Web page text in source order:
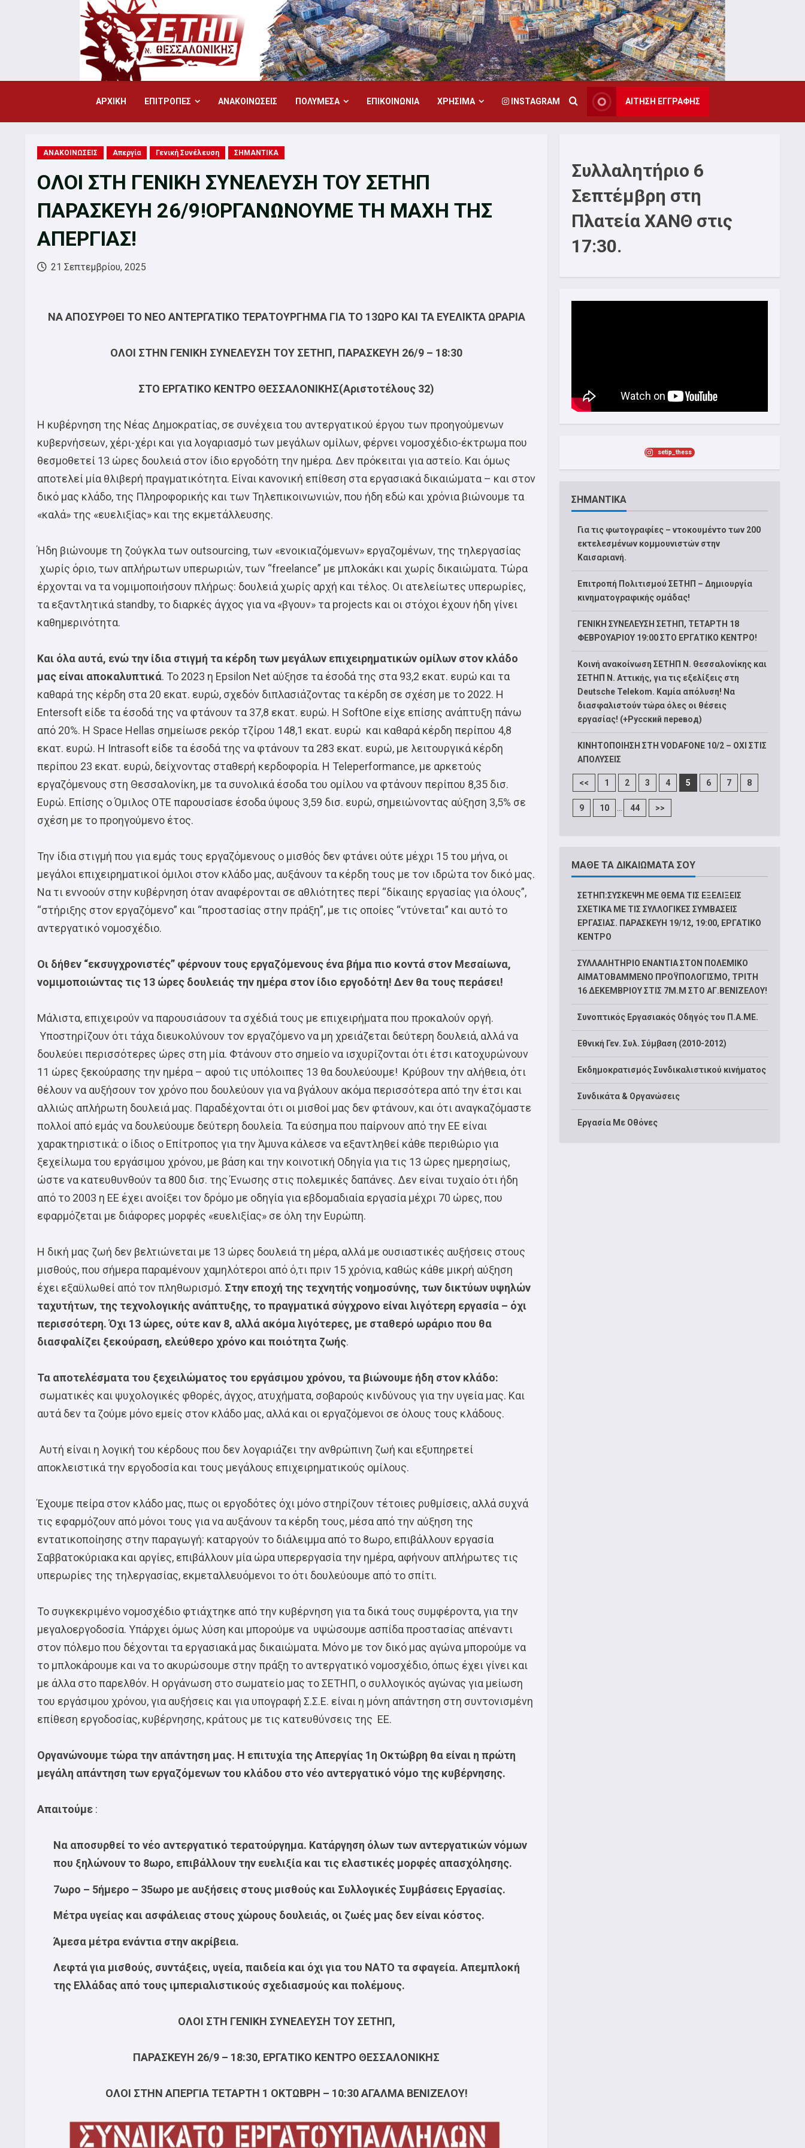
ΑΡΧΙΚΗ ΕΠΙΤΡΟΠΕΣ ΑΝΑΚΟΙΝΩΣΕΙΣ ΠΟΛΥΜΕΣΑ ΕΠΙΚΟΙΝΩΝΙΑ ΧΡΗΣΙΜΑ INSTAGRAM ΑΙΤΗΣΗ ΕΓΓΡΑΦΗΣ
ΑΝΑΚΟΙΝΩΣΕΙΣ Απεργία Γενική Συνέλευση ΣΗΜΑΝΤΙΚΑ
ΟΛΟΙ ΣΤΗ ΓΕΝΙΚΗ ΣΥΝΕΛΕΥΣΗ ΤΟΥ ΣΕΤΗΠ
ΠΑΡΑΣΚΕΥΗ 26/9!ΟΡΓΑΝΩΝΟΥΜΕ ΤΗ ΜΑΧΗ ΤΗΣ
ΑΠΕΡΓΙΑΣ!
21 Σεπτεμβρίου, 2025
ΝΑ ΑΠΟΣΥΡΘΕΙ ΤΟ ΝΕΟ ΑΝΤΕΡΓΑΤΙΚΟ ΤΕΡΑΤΟΥΡΓΗΜΑ ΓΙΑ ΤΟ 13ΩΡΟ ΚΑΙ ΤΑ ΕΥΕΛΙΚΤΑ ΩΡΑΡΙΑ
ΟΛΟΙ ΣΤΗΝ ΓΕΝΙΚΗ ΣΥΝΕΛΕΥΣΗ ΤΟΥ ΣΕΤΗΠ, ΠΑΡΑΣΚΕΥΗ 26/9 – 18:30
ΣΤΟ ΕΡΓΑΤΙΚΟ ΚΕΝΤΡΟ ΘΕΣΣΑΛΟΝΙΚΗΣ(Αριστοτέλους 32)
Η κυβέρνηση της Νέας Δημοκρατίας, σε συνέχεια του αντεργατικού έργου των προηγούμενων
κυβερνήσεων, χέρι-χέρι και για λογαριασμό των μεγάλων ομίλων, φέρνει νομοσχέδιο-έκτρωμα που
θεσμοθετεί 13 ώρες δουλειά στον ίδιο εργοδότη την ημέρα. Δεν πρόκειται για αστείο. Και όμως
αποτελεί μία θλιβερή πραγματικότητα. Είναι κανονική επίθεση στα εργασιακά δικαιώματα – και στον
δικό μας κλάδο, της Πληροφορικής και των Τηλεπικοινωνιών, που ήδη εδώ και χρόνια βιώνουμε τα
«καλά» της «ευελιξίας» και της εκμετάλλευσης.
Ήδη βιώνουμε τη ζούγκλα των outsourcing, των «ενοικιαζόμενων» εργαζομένων, της τηλεργασίας
χωρίς όριο, των απλήρωτων υπερωριών, των “freelance” με μπλοκάκι και χωρίς δικαιώματα. Τώρα
έρχονται να τα νομιμοποιήσουν πλήρως: δουλειά χωρίς αρχή και τέλος. Οι ατελείωτες υπερωρίες,
τα εξαντλητικά standby, το διαρκές άγχος για να «βγουν» τα projects και οι στόχοι έχουν ήδη γίνει
καθημερινότητα.
Και όλα αυτά, ενώ την ίδια στιγμή τα κέρδη των μεγάλων επιχειρηματικών ομίλων στον κλάδο
μας είναι αποκαλυπτικά. Το 2023 η Epsilon Net αύξησε τα έσοδά της στα 93,2 εκατ. ευρώ και τα
καθαρά της κέρδη στα 20 εκατ. ευρώ, σχεδόν διπλασιάζοντας τα κέρδη σε σχέση με το 2022. Η
Entersoft είδε τα έσοδά της να φτάνουν τα 37,8 εκατ. ευρώ. Η SoftOne είχε επίσης ανάπτυξη πάνω
από 20%. Η Space Hellas σημείωσε ρεκόρ τζίρου 148,1 εκατ. ευρώ και καθαρά κέρδη περίπου 4,8
εκατ. ευρώ. Η Intrasoft είδε τα έσοδά της να φτάνουν τα 283 εκατ. ευρώ, με λειτουργικά κέρδη
περίπου 23 εκατ. ευρώ, δείχνοντας σταθερή κερδοφορία. Η Teleperformance, με αρκετούς
εργαζόμενους στη Θεσσαλονίκη, με τα συνολικά έσοδα του ομίλου να φτάνουν περίπου 8,35 δισ.
Ευρώ. Επίσης ο Όμιλος ΟΤΕ παρουσίασε έσοδα ύψους 3,59 δισ. ευρώ, σημειώνοντας αύξηση 3,5% σε
σχέση με το προηγούμενο έτος.
Την ίδια στιγμή που για εμάς τους εργαζόμενους ο μισθός δεν φτάνει ούτε μέχρι 15 του μήνα, οι
μεγάλοι επιχειρηματικοί όμιλοι στον κλάδο μας, αυξάνουν τα κέρδη τους με τον ιδρώτα τον δικό μας.
Να τι εννοούν στην κυβέρνηση όταν αναφέρονται σε αθλιότητες περί “δίκαιης εργασίας για όλους”,
“στήριξης στον εργαζόμενο” και “προστασίας στην πράξη”, με τις οποίες “ντύνεται” και αυτό το
αντεργατικό νομοσχέδιο.
Οι δήθεν “εκσυγχρονιστές” φέρνουν τους εργαζόμενους ένα βήμα πιο κοντά στον Μεσαίωνα,
νομιμοποιώντας τις 13 ώρες δουλειάς την ημέρα στον ίδιο εργοδότη! Δεν θα τους περάσει!
Μάλιστα, επιχειρούν να παρουσιάσουν τα σχέδιά τους με επιχειρήματα που προκαλούν οργή.
Υποστηρίζουν ότι τάχα διευκολύνουν τον εργαζόμενο να μη χρειάζεται δεύτερη δουλειά, αλλά να
δουλεύει περισσότερες ώρες στη μία. Φτάνουν στο σημείο να ισχυρίζονται ότι έτσι κατοχυρώνουν
11 ώρες ξεκούρασης την ημέρα – αφού τις υπόλοιπες 13 θα δουλεύουμε! Κρύβουν την αλήθεια, ότι
θέλουν να αυξήσουν τον χρόνο που δουλεύουν για να βγάλουν ακόμα περισσότερα από την έτσι και
αλλιώς απλήρωτη δουλειά μας. Παραδέχονται ότι οι μισθοί μας δεν φτάνουν, και ότι αναγκαζόμαστε
πολλοί από εμάς να δουλεύουμε δεύτερη δουλεία. Τα εύσημα που παίρνουν από την ΕΕ είναι
χαρακτηριστικά: ο ίδιος ο Επίτροπος για την Άμυνα κάλεσε να εξαντληθεί κάθε περιθώριο για
ξεχείλωμα του εργάσιμου χρόνου, με βάση και την κοινοτική Οδηγία για τις 13 ώρες ημερησίως,
ώστε να κατευθυνθούν τα 800 δισ. της Ένωσης στις πολεμικές δαπάνες. Δεν είναι τυχαίο ότι ήδη
από το 2003 η ΕΕ έχει ανοίξει τον δρόμο με οδηγία για εβδομαδιαία εργασία μέχρι 70 ώρες, που
εφαρμόζεται με διάφορες μορφές «ευελιξίας» σε όλη την Ευρώπη.
Η δική μας ζωή δεν βελτιώνεται με 13 ώρες δουλειά τη μέρα, αλλά με ουσιαστικές αυξήσεις στους
μισθούς, που σήμερα παραμένουν χαμηλότεροι από ό,τι πριν 15 χρόνια, καθώς κάθε μικρή αύξηση
έχει εξαϋλωθεί από τον πληθωρισμό. Στην εποχή της τεχνητής νοημοσύνης, των δικτύων υψηλών
ταχυτήτων, της τεχνολογικής ανάπτυξης, το πραγματικά σύγχρονο είναι λιγότερη εργασία – όχι
περισσότερη. Όχι 13 ώρες, ούτε καν 8, αλλά ακόμα λιγότερες, με σταθερό ωράριο που θα
διασφαλίζει ξεκούραση, ελεύθερο χρόνο και ποιότητα ζωής.
Τα αποτελέσματα του ξεχειλώματος του εργάσιμου χρόνου, τα βιώνουμε ήδη στον κλάδο:
σωματικές και ψυχολογικές φθορές, άγχος, ατυχήματα, σοβαρούς κινδύνους για την υγεία μας. Και
αυτά δεν τα ζούμε μόνο εμείς στον κλάδο μας, αλλά και οι εργαζόμενοι σε όλους τους κλάδους.
Αυτή είναι η λογική του κέρδους που δεν λογαριάζει την ανθρώπινη ζωή και εξυπηρετεί
αποκλειστικά την εργοδοσία και τους μεγάλους επιχειρηματικούς ομίλους.
Έχουμε πείρα στον κλάδο μας, πως οι εργοδότες όχι μόνο στηρίζουν τέτοιες ρυθμίσεις, αλλά συχνά
τις εφαρμόζουν από μόνοι τους για να αυξάνουν τα κέρδη τους, μέσα από την αύξηση της
εντατικοποίησης στην παραγωγή: καταργούν το διάλειμμα από το 8ωρο, επιβάλλουν εργασία
Σαββατοκύριακα και αργίες, επιβάλλουν μία ώρα υπερεργασία την ημέρα, αφήνουν απλήρωτες τις
υπερωρίες της τηλεργασίας, εκμεταλλευόμενοι το ότι δουλεύουμε από το σπίτι.
Το συγκεκριμένο νομοσχέδιο φτιάχτηκε από την κυβέρνηση για τα δικά τους συμφέροντα, για την
μεγαλοεργοδοσία. Υπάρχει όμως λύση και μπορούμε να υψώσουμε ασπίδα προστασίας απέναντι
στον πόλεμο που δέχονται τα εργασιακά μας δικαιώματα. Μόνο με τον δικό μας αγώνα μπορούμε να
το μπλοκάρουμε και να το ακυρώσουμε στην πράξη το αντεργατικό νομοσχέδιο, όπως έχει γίνει και
με άλλα στο παρελθόν. Η οργάνωση στο σωματείο μας το ΣΕΤΗΠ, ο συλλογικός αγώνας για μείωση
του εργάσιμου χρόνου, για αυξήσεις και για υπογραφή Σ.Σ.Ε. είναι η μόνη απάντηση στη συντονισμένη
επίθεση εργοδοσίας, κυβέρνησης, κράτους με τις κατευθύνσεις της ΕΕ.
Οργανώνουμε τώρα την απάντηση μας. Η επιτυχία της Απεργίας 1η Οκτώβρη θα είναι η πρώτη
μεγάλη απάντηση των εργαζόμενων του κλάδου στο νέο αντεργατικό νόμο της κυβέρνησης.
Απαιτούμε :
Να αποσυρθεί το νέο αντεργατικό τερατούργημα. Κατάργηση όλων των αντεργατικών νόμων
που ξηλώνουν το 8ωρο, επιβάλλουν την ευελιξία και τις ελαστικές μορφές απασχόλησης.
7ωρο – 5ήμερο – 35ωρο με αυξήσεις στους μισθούς και Συλλογικές Συμβάσεις Εργασίας.
Μέτρα υγείας και ασφάλειας στους χώρους δουλειάς, οι ζωές μας δεν είναι κόστος.
Άμεσα μέτρα ενάντια στην ακρίβεια.
Λεφτά για μισθούς, συντάξεις, υγεία, παιδεία και όχι για του ΝΑΤΟ τα σφαγεία. Απεμπλοκή
της Ελλάδας από τους ιμπεριαλιστικούς σχεδιασμούς και πολέμους.
ΟΛΟΙ ΣΤΗ ΓΕΝΙΚΗ ΣΥΝΕΛΕΥΣΗ ΤΟΥ ΣΕΤΗΠ,
ΠΑΡΑΣΚΕΥΗ 26/9 – 18:30, ΕΡΓΑΤΙΚΟ ΚΕΝΤΡΟ ΘΕΣΣΑΛΟΝΙΚΗΣ
ΟΛΟΙ ΣΤΗΝ ΑΠΕΡΓΙΑ ΤΕΤΑΡΤΗ 1 ΟΚΤΩΒΡΗ – 10:30 ΑΓΑΛΜΑ ΒΕΝΙΖΕΛΟΥ!
Συλλαλητήριο 6
Σεπτέμβρη στη
Πλατεία ΧΑΝΘ στις
17:30.
setip_thess
ΣΗΜΑΝΤΙΚΑ
Για τις φωτογραφίες – ντοκουμέντο των 200
εκτελεσμένων κομμουνιστών στην
Καισαριανή.
Επιτροπή Πολιτισμού ΣΕΤΗΠ – Δημιουργία
κινηματογραφικής ομάδας!
ΓΕΝΙΚΗ ΣΥΝΕΛΕΥΣΗ ΣΕΤΗΠ, ΤΕΤΑΡΤΗ 18
ΦΕΒΡΟΥΑΡΙΟΥ 19:00 ΣΤΟ ΕΡΓΑΤΙΚΟ ΚΕΝΤΡΟ!
Κοινή ανακοίνωση ΣΕΤΗΠ Ν. Θεσσαλονίκης και
ΣΕΤΗΠ N. Αττικής, για τις εξελίξεις στη
Deutsche Telekom. Καμία απόλυση! Να
διασφαλιστούν τώρα όλες οι θέσεις
εργασίας! (+Русский перевод)
ΚΙΝΗΤΟΠΟΙΗΣΗ ΣΤΗ VODAFONE 10/2 – ΟΧΙ ΣΤΙΣ
ΑΠΟΛΥΣΕΙΣ
<< 1 2 3 4 5 6 7 8
9 10 44 >>
ΜΑΘΕ ΤΑ ΔΙΚΑΙΩΜΑΤΑ ΣΟΥ
ΣΕΤΗΠ:ΣΥΣΚΕΨΗ ΜΕ ΘΕΜΑ ΤΙΣ ΕΞΕΛΙΞΕΙΣ
ΣΧΕΤΙΚΑ ΜΕ ΤΙΣ ΣΥΛΛΟΓΙΚΕΣ ΣΥΜΒΑΣΕΙΣ
ΕΡΓΑΣΙΑΣ. ΠΑΡΑΣΚΕΥΗ 19/12, 19:00, ΕΡΓΑΤΙΚΟ
ΚΕΝΤΡΟ
ΣΥΛΛΑΛΗΤΗΡΙΟ ΕΝΑΝΤΙΑ ΣΤΟΝ ΠΟΛΕΜΙΚΟ
ΑΙΜΑΤΟΒΑΜΜΕΝΟ ΠΡΟΫΠΟΛΟΓΙΣΜΟ, ΤΡΙΤΗ
16 ΔΕΚΕΜΒΡΙΟΥ ΣΤΙΣ 7Μ.Μ ΣΤΟ ΑΓ.ΒΕΝΙΖΕΛΟΥ!
Συνοπτικός Εργασιακός Οδηγός του Π.Α.ΜΕ.
Εθνική Γεν. Συλ. Σύμβαση (2010-2012)
Εκδημοκρατισμός Συνδικαλιστικού κινήματος
Συνδικάτα & Οργανώσεις
Εργασία Με Οθόνες